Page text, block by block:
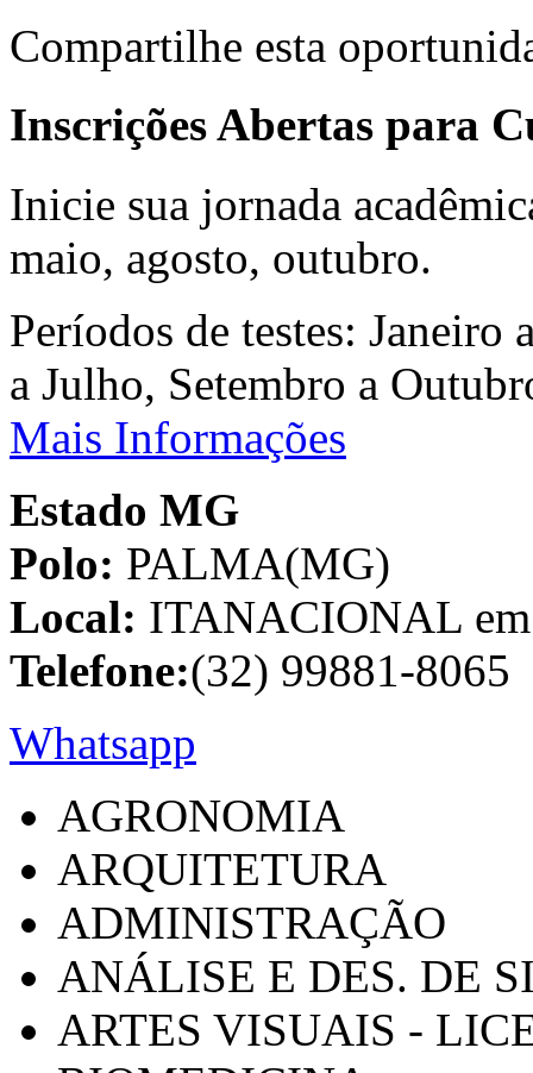
Compartilhe esta
Inscrições Abertas para
Inicie sua jornada
maio, agosto, outubro.
Períodos de testes:
a Julho, Setembro a
Mais Informações
Estado MG
Polo: PALMA(MG)
Local: ITANACIONAL
Telefone:(32) 99881-8065
Whatsapp
AGRONOMIA
ARQUITETURA
ADMINISTRAÇÃO
ANÁLISE E DES. DE
ARTES VISUAIS -